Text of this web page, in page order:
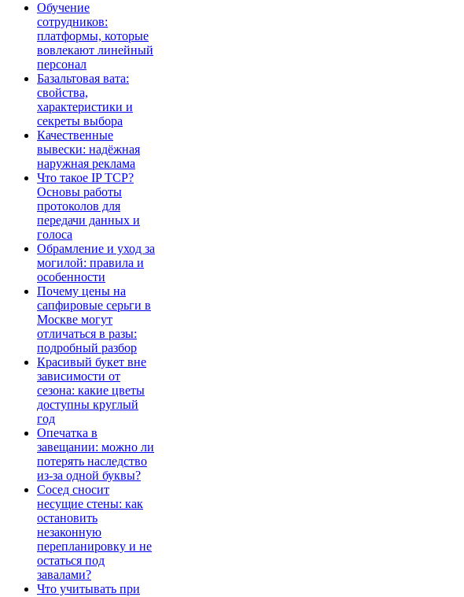
Обучение
сотрудников:
платформы, которые
вовлекают линейный
персонал
Базальтовая вата:
свойства,
характеристики и
секреты выбора
Качественные
вывески: надёжная
наружная реклама
Что такое IP TCP?
Основы работы
протоколов для
передачи данных и
голоса
Обрамление и уход за
могилой: правила и
особенности
Почему цены на
сапфировые серьги в
Москве могут
отличаться в разы:
подробный разбор
Красивый букет вне
зависимости от
сезона: какие цветы
доступны круглый
год
Опечатка в
завещании: можно ли
потерять наследство
из-за одной буквы?
Сосед сносит
несущие стены: как
остановить
незаконную
перепланировку и не
остаться под
завалами?
Что учитывать при